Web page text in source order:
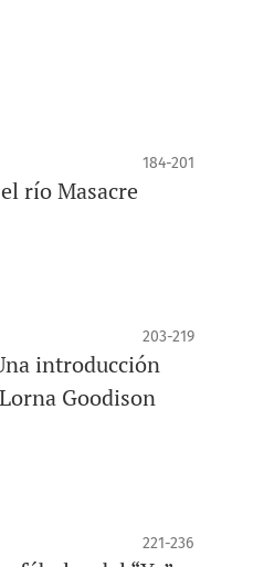
184-201
río Masacre
203-219
introducción
Goodison
221-236